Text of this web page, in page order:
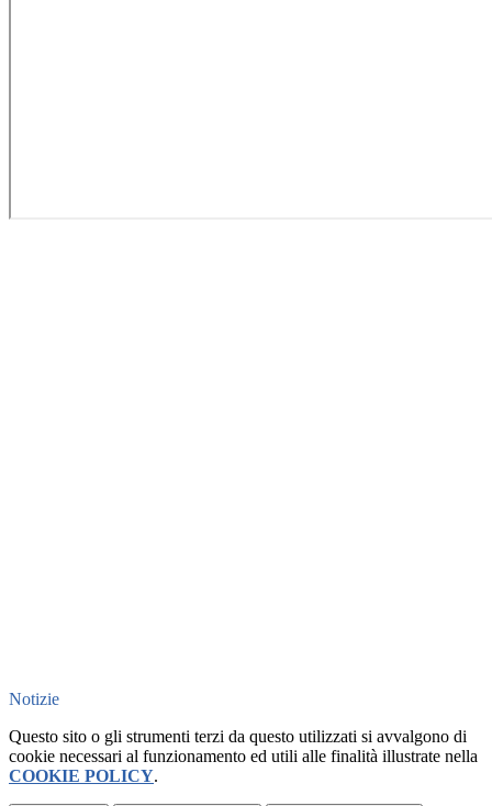
Notizie
Questo sito o gli strumenti terzi da questo utilizzati si avvalgono di
cookie necessari al funzionamento ed utili alle finalità illustrate nella
COOKIE POLICY.